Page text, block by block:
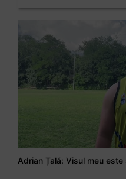
Adrian Țală: Visul meu